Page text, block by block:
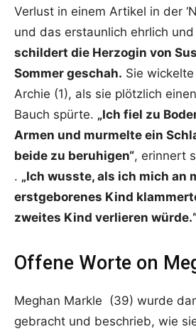
Verlust in einem Artikel in der
und das erstaunlich ehrlich
schildert die Herzogin von
Sommer geschah. Sie
Archie (1), als sie plötzlich
Bauch spürte. „Ich fiel zu
Armen und murmelte ein
beide zu beruhigen“, erinnert
. „Ich wusste, als ich mich an
erstgeborenes Kind
zweites Kind verlieren
Offene Worte on
Meghan Markle (39) wurde
gebracht und beschrieb, wie